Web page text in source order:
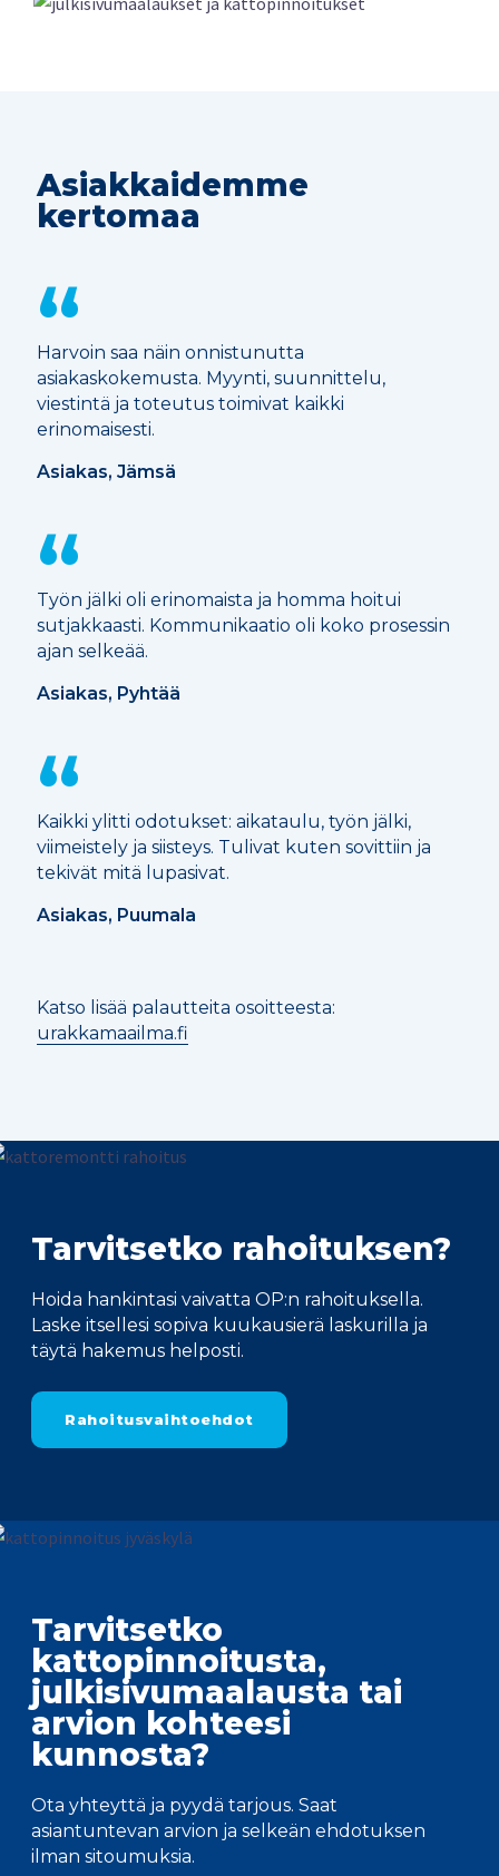
Asiakkaidemme
kertomaa
Harvoin saa näin onnistunutta
asiakaskokemusta. Myynti, suunnittelu,
viestintä ja toteutus toimivat kaikki
erinomaisesti.
Asiakas, Jämsä
Työn jälki oli erinomaista ja homma hoitui
sutjakkaasti. Kommunikaatio oli koko prosessin
ajan selkeää.
Asiakas, Pyhtää
Kaikki ylitti odotukset: aikataulu, työn jälki,
viimeistely ja siisteys. Tulivat kuten sovittiin ja
tekivät mitä lupasivat.
Asiakas, Puumala
Katso lisää palautteita osoitteesta:
urakkamaailma.fi
Tarvitsetko rahoituksen?
Hoida hankintasi vaivatta OP:n rahoituksella.
Laske itsellesi sopiva kuukausierä laskurilla ja
täytä hakemus helposti.
Rahoitusvaihtoehdot
Tarvitsetko
kattopinnoitusta,
julkisivumaalausta tai
arvion kohteesi
kunnosta?
Ota yhteyttä ja pyydä tarjous. Saat
asiantuntevan arvion ja selkeän ehdotuksen
ilman sitoumuksia.